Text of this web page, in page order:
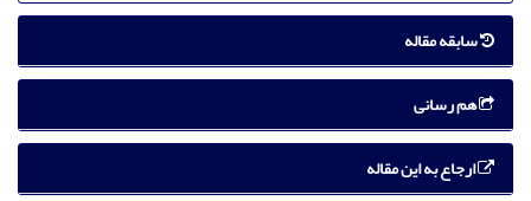
سابقه مقاله
هم رسانی
ارجاع به این مقاله